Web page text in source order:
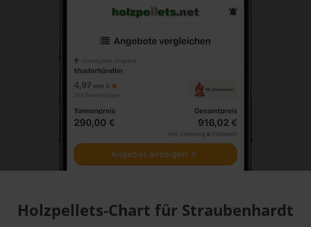
Holzpellets-Chart für Straubenhardt